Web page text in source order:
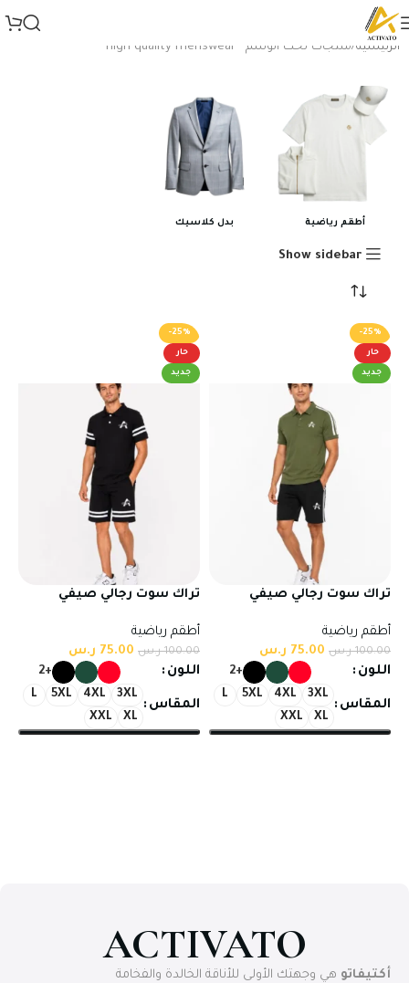
الرئيسية منتجات تحت الوسم “high quality menswear”
أطقم رياضية بدل كلاسيك
Show sidebar
-25%
حار
جديد
تراك سوت رجالي صيفي
بخامة تركية عالية الجودة
أطقم رياضية
100.00 ر.س 75.00 ر.س
اللون +2
المقاس
3XL
4XL
5XL
L
XL
XXL
-25%
حار
جديد
تراك سوت رجالي صيفي
بخامة تركية عالية الجودة
أطقم رياضية
100.00 ر.س 75.00 ر.س
اللون +2
المقاس
3XL
4XL
5XL
L
XL
XXL
ACTIVATO
أكتيفاتو هي وجهتك الأولى للأناقة الخالدة والفخامة